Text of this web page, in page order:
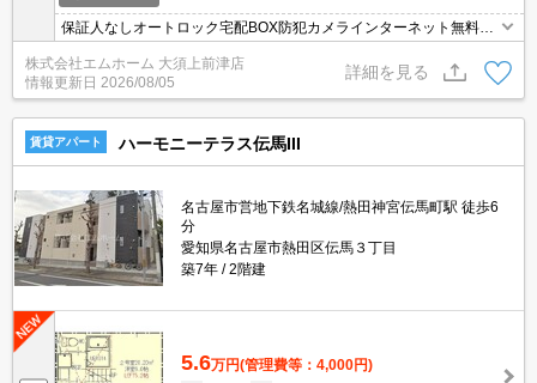
保証人なしオートロック宅配BOX防犯カメラインターネット無料シ
ステムキッチン
株式会社エムホーム 大須上前津店
情報更新日 2026/08/05
詳細を見る
賃貸アパート ハーモニーテラス伝馬III
名古屋市営地下鉄名城線/熱田神宮伝馬町駅 徒歩6
分
愛知県名古屋市熱田区伝馬３丁目
築7年
2階建
5.6万円(管理費等：4,000円)